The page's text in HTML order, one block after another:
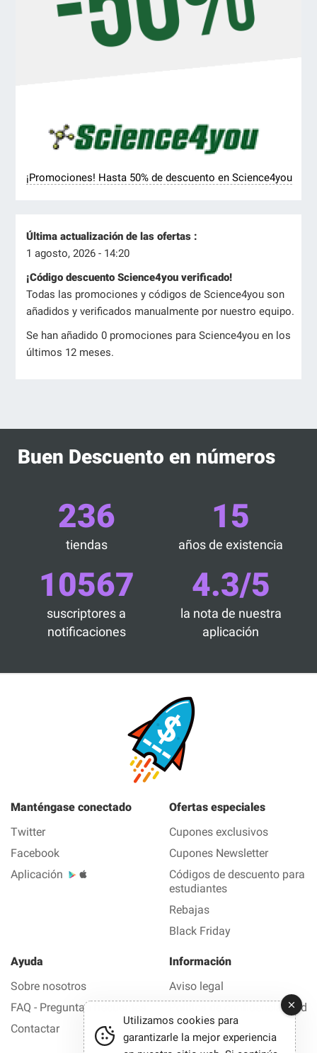
¡Promociones! Hasta 50% de descuento en Science4you
Última actualización de las ofertas :
1 agosto, 2026 - 14:20
¡Código descuento Science4you verificado!
Todas las promociones y códigos de Science4you son
añadidos y verificados manualmente por nuestro equipo.
Se han añadido 0 promociones para Science4you en los
últimos 12 meses.
Buen Descuento en números
236
tiendas
15
años de existencia
10567
suscriptores a
notificaciones
4.3/5
la nota de nuestra
aplicación
Manténgase conectado
Twitter
Facebook
Aplicación
Ofertas especiales
Cupones exclusivos
Cupones Newsletter
Códigos de descuento para
estudiantes
Rebajas
Black Friday
Ayuda
Sobre nosotros
FAQ - Preguntas frecuentes
Contactar
Información
Aviso legal
Política de confidencialidad
Utilizamos cookies para
garantizarle la mejor experiencia